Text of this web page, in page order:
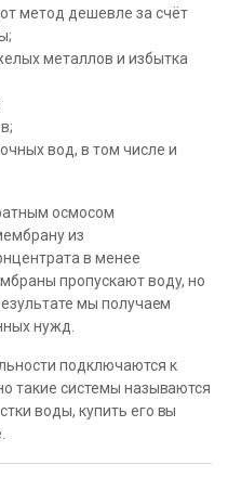
метод дешевле за счёт
металлов и избытка
вод, в том числе и
осмосом
из
в менее
пропускают воду, но
мы получаем
нужд.
подключаются к
такие системы называются
воды, купить его вы